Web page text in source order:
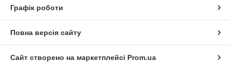
Графік роботи
Повна версія сайту
Сайт створено на маркетплейсі Prom.ua